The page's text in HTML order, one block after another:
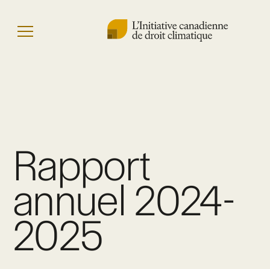
content
Menu
Rapport
annuel 2024-
2025